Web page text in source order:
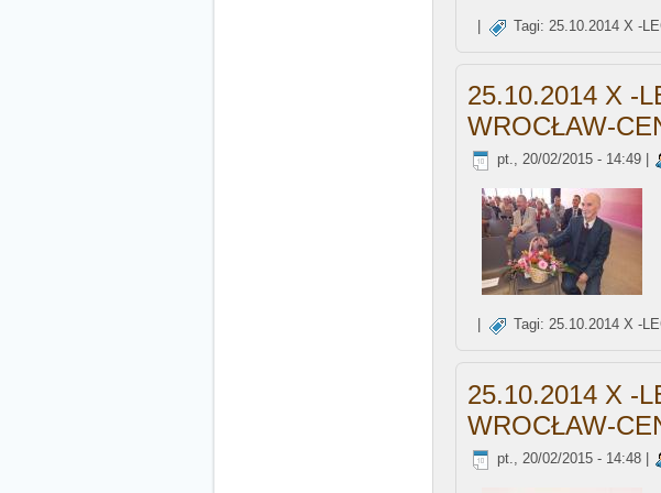
Tagi: 25.10.2014 X -
25.10.2014 X -
WROCŁAW-
pt., 20/02/2015 - 14:49 |
Tagi: 25.10.2014 X -
25.10.2014 X -
WROCŁAW-
pt., 20/02/2015 - 14:48 |